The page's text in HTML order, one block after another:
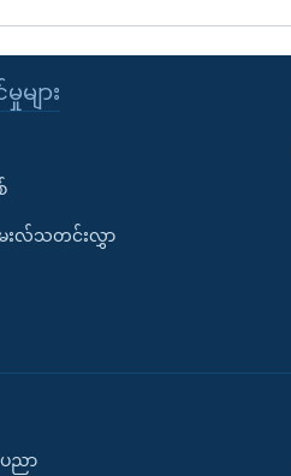
များ
ေးလ်သတင်းလွှာ
ပညာ